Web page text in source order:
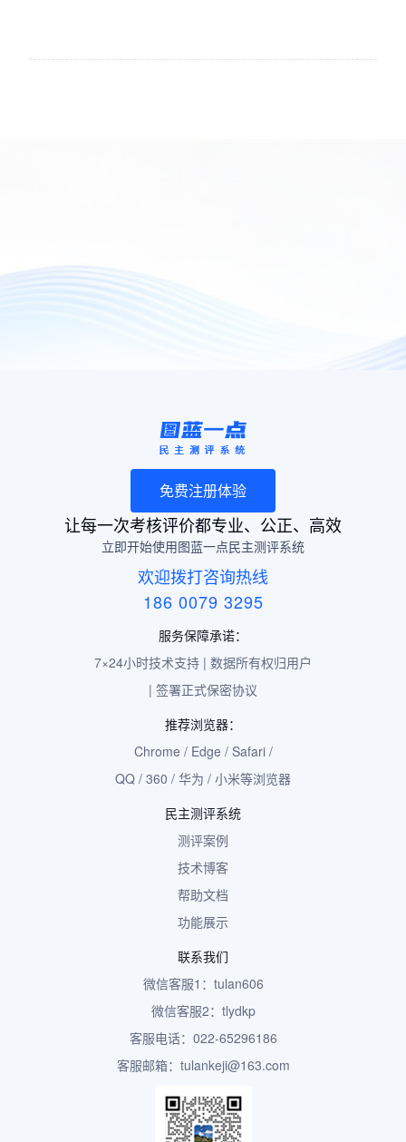
免费注册体验
让每一次考核评价都专业、公正、高效
立即开始使用图蓝一点民主测评系统
欢迎拨打咨询热线
186 0079 3295
服务保障承诺：
7×24小时技术支持 | 数据所有权归用户
| 签署正式保密协议
推荐浏览器：
Chrome / Edge / Safari /
QQ / 360 / 华为 / 小米等浏览器
民主测评系统
测评案例
技术博客
帮助文档
功能展示
联系我们
微信客服1：tulan606
微信客服2：tlydkp
客服电话：022-65296186
客服邮箱：tulankeji@163.com